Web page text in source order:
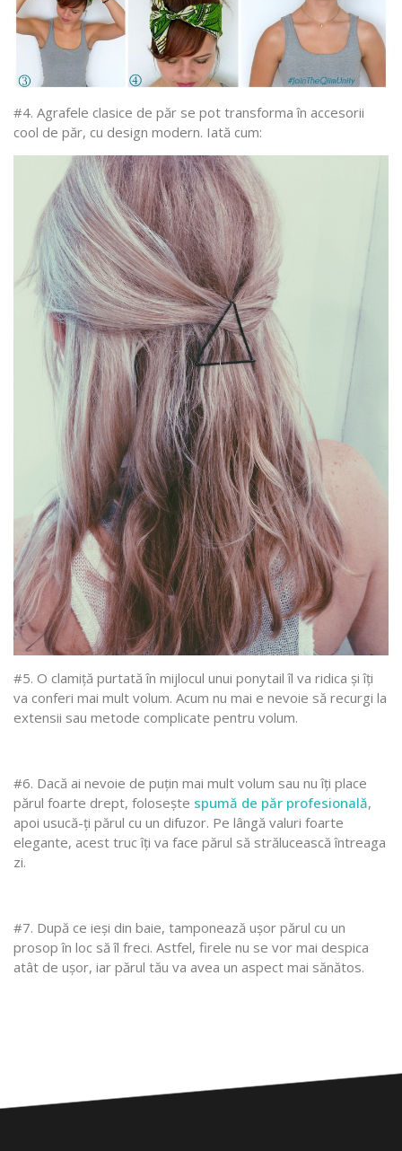
#4. Agrafele clasice de păr se pot transforma în accesorii
cool de păr, cu design modern. Iată cum:
#5. O clamiță purtată în mijlocul unui ponytail îl va ridica și îți
va conferi mai mult volum. Acum nu mai e nevoie să recurgi la
extensii sau metode complicate pentru volum.
#6. Dacă ai nevoie de puțin mai mult volum sau nu îți place
părul foarte drept, folosește spumă de păr profesională,
apoi usucă-ți părul cu un difuzor. Pe lângă valuri foarte
elegante, acest truc îți va face părul să strălucească întreaga
zi.
#7. După ce ieși din baie, tamponează ușor părul cu un
prosop în loc să îl freci. Astfel, firele nu se vor mai despica
atât de ușor, iar părul tău va avea un aspect mai sănătos.